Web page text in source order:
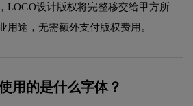
LOGO设计版权将完整移交给甲方所
用途，无需额外支付版权费用。
用的是什么字体？